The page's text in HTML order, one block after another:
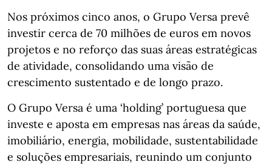
Nos próximos cinco anos, o Grupo Versa prevê
investir cerca de 70 milhões de euros em novos
projetos e no reforço das suas áreas estratégicas
de atividade, consolidando uma visão de
crescimento sustentado e de longo prazo.
O Grupo Versa é uma ‘holding’ portuguesa que
investe e aposta em empresas nas áreas da saúde,
imobiliário, energia, mobilidade, sustentabilidade
e soluções empresariais, reunindo um conjunto